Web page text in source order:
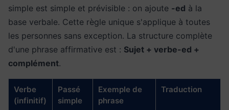
simple est simple et prévisible : on ajoute -ed à la
base verbale. Cette règle unique s'applique à toutes
les personnes sans exception. La structure complète
d'une phrase affirmative est : Sujet + verbe-ed +
complément.
Verbe
(infinitif)
Passé
simple
Exemple de
phrase
Traduction